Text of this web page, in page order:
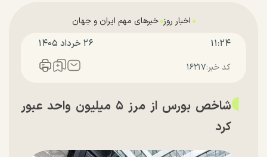
اخبار روز خبرهای مهم ایران و جهان
۱۱:۲۴ ۲۶ خرداد ۱۴۰۵
کد خبر:۱۶۲۱۷
شاخص بورس از مرز ۵ میلیون واحد عبور
کرد